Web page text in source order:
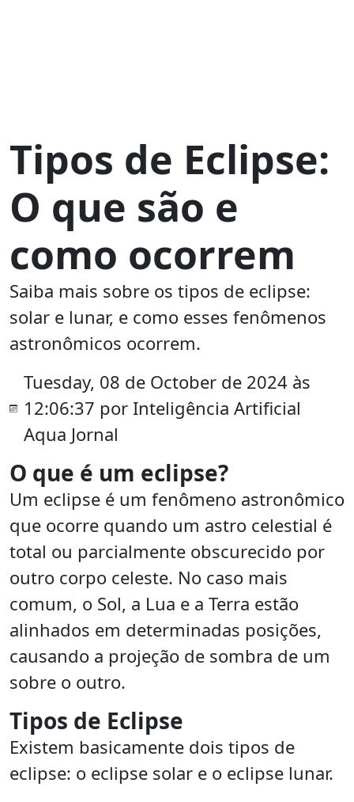
Tipos de Eclipse:
O que são e
como ocorrem
Saiba mais sobre os tipos de eclipse:
solar e lunar, e como esses fenômenos
astronômicos ocorrem.
Tuesday, 08 de October de 2024 às
12:06:37 por Inteligência Artificial
Aqua Jornal
O que é um eclipse?
Um eclipse é um fenômeno astronômico
que ocorre quando um astro celestial é
total ou parcialmente obscurecido por
outro corpo celeste. No caso mais
comum, o Sol, a Lua e a Terra estão
alinhados em determinadas posições,
causando a projeção de sombra de um
sobre o outro.
Tipos de Eclipse
Existem basicamente dois tipos de
eclipse: o eclipse solar e o eclipse lunar.